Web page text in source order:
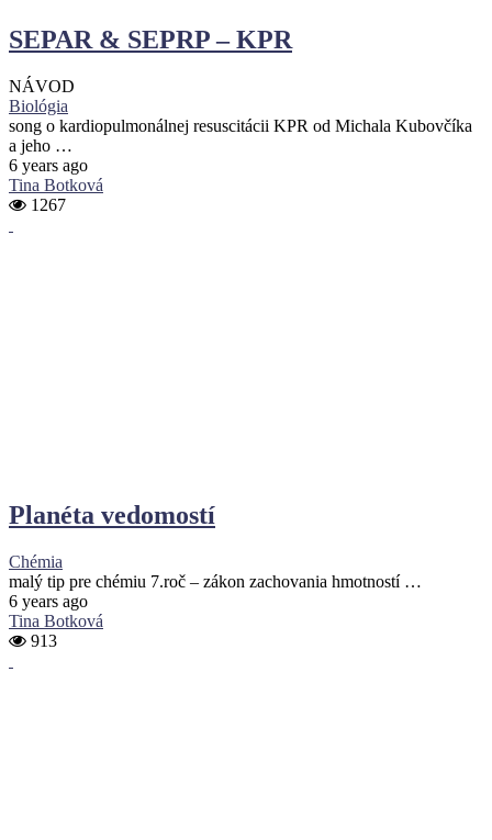
SEPAR & SEPRP – KPR
NÁVOD
Biológia
song o kardiopulmonálnej resuscitácii KPR od Michala Kubovčíka
a jeho …
6 years ago
Tina Botková
1267
Planéta vedomostí
Chémia
malý tip pre chémiu 7.roč – zákon zachovania hmotností …
6 years ago
Tina Botková
913